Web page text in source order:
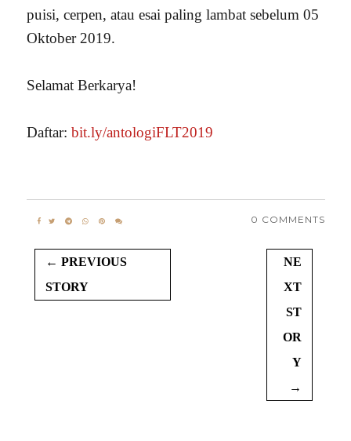
puisi, cerpen, atau esai paling lambat sebelum 05
Oktober 2019.
Selamat Berkarya!
Daftar: bit.ly/antologiFLT2019
0 COMMENTS
← PREVIOUS
STORY
NE
XT
ST
OR
Y
→